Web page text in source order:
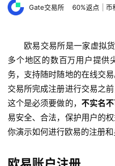
Gate交易所 60%返点 币
欧易交易所是一家虚拟
多个地区的数百万用户提供
务，支持随时随地的在线交
交易所完成注册进行交易之
这个是必须要做的， 不实名
易安全、合法，保护用户的
你演示如何进行欧易的注册和